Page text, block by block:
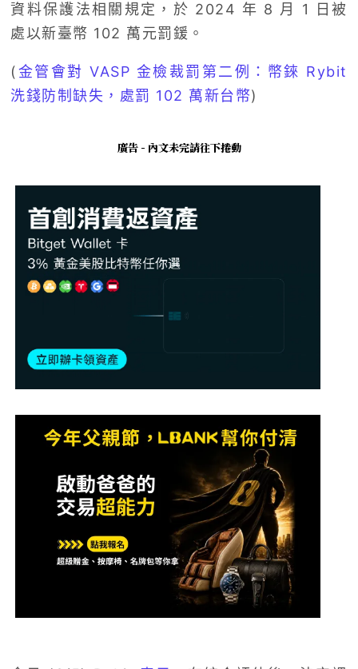
資料保護法相關規定，於 2024 年 8 月 1 日被
處以新臺幣 102 萬元罰鍰。
(金管會對 VASP 金檢裁罰第二例：幣錸 Rybit
洗錢防制缺失，處罰 102 萬新台幣)
廣告 - 內文未完請往下捲動